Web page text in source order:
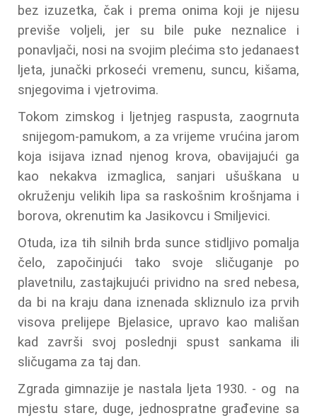
bez izuzetka, čak i prema onima koji je nijesu
previše voljeli, jer su bile puke neznalice i
ponavljači, nosi na svojim plećima sto jedanaest
ljeta, junački prkoseći vremenu, suncu, kišama,
snjegovima i vjetrovima.
Tokom zimskog i ljetnjeg raspusta, zaogrnuta
snijegom-pamukom, a za vrijeme vrućina jarom
koja isijava iznad njenog krova, obavijajući ga
kao nekakva izmaglica, sanjari ušuškana u
okruženju velikih lipa sa raskošnim krošnjama i
borova, okrenutim ka Jasikovcu i Smiljevici.
Otuda, iza tih silnih brda sunce stidljivo pomalja
čelo, započinjući tako svoje sličuganje po
plavetnilu, zastajkujući prividno na sred nebesa,
da bi na kraju dana iznenada skliznulo iza prvih
visova prelijepe Bjelasice, upravo kao mališan
kad završi svoj poslednji spust sankama ili
sličugama za taj dan.
Zgrada gimnazije je nastala ljeta 1930. - og na
mjestu stare, duge, jednospratne građevine sa